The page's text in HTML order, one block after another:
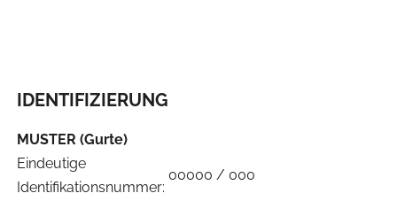
IDENTIFIZIERUNG
MUSTER (Gurte)
Eindeutige
Identifikationsnummer:
00000 / 000